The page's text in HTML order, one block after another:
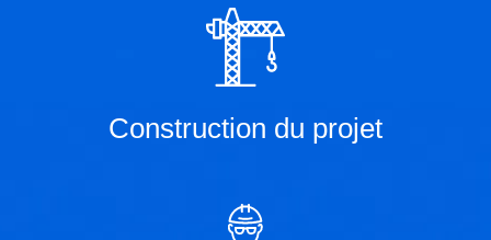
Construction du projet